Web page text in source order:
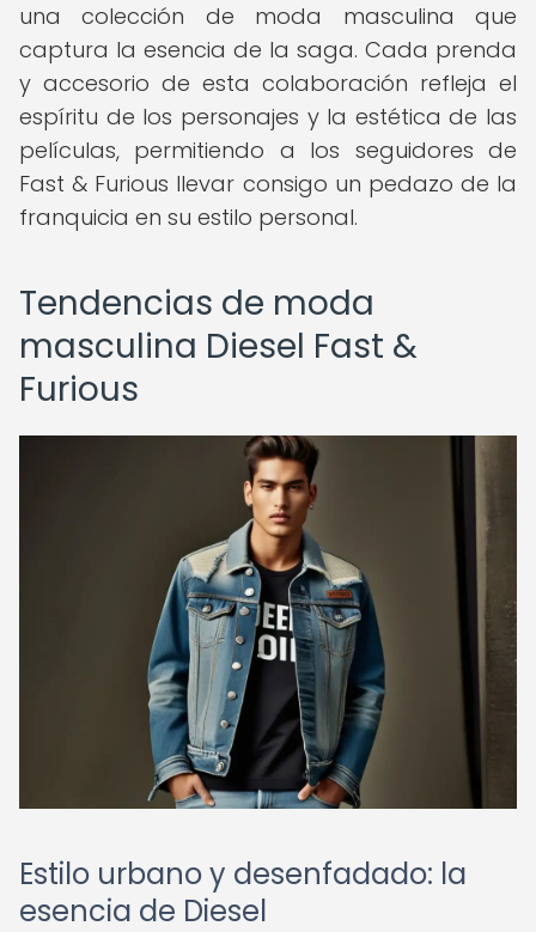
una colección de moda masculina que
captura la esencia de la saga. Cada prenda
y accesorio de esta colaboración refleja el
espíritu de los personajes y la estética de las
películas, permitiendo a los seguidores de
Fast & Furious llevar consigo un pedazo de la
franquicia en su estilo personal.
Tendencias de moda
masculina Diesel Fast &
Furious
Estilo urbano y desenfadado: la
esencia de Diesel